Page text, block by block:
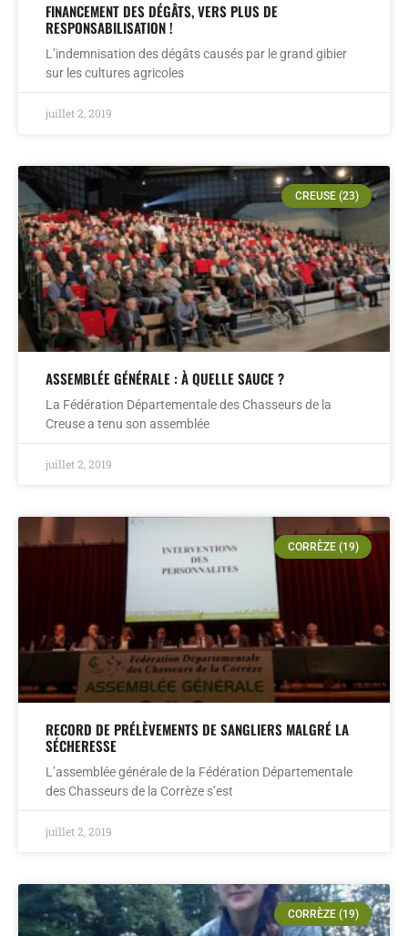
FINANCEMENT DES DÉGÂTS, VERS PLUS DE
RESPONSABILISATION !
L’indemnisation des dégâts causés par le grand gibier
sur les cultures agricoles
juillet 2, 2019
CREUSE (23)
ASSEMBLÉE GÉNÉRALE : À QUELLE SAUCE ?
La Fédération Départementale des Chasseurs de la
Creuse a tenu son assemblée
juillet 2, 2019
CORRÈZE (19)
RECORD DE PRÉLÈVEMENTS DE SANGLIERS MALGRÉ LA
SÉCHERESSE
L’assemblée générale de la Fédération Départementale
des Chasseurs de la Corrèze s’est
juillet 2, 2019
CORRÈZE (19)